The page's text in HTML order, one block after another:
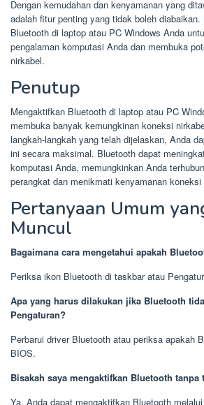
Dengan kemudahan dan kenyamanan yang
adalah fitur penting yang tidak boleh
Bluetooth di laptop atau PC Windows Anda
pengalaman komputasi Anda dan membuka
nirkabel.
Penutup
Mengaktifkan Bluetooth di laptop atau PC
membuka banyak kemungkinan koneksi
langkah-langkah yang telah dijelaskan, Anda
ini secara maksimal. Bluetooth dapat
komputasi Anda, memungkinkan Anda
perangkat dan menikmati kenyamanan koneksi
Pertanyaan Umum
Muncul
Bagaimana cara mengetahui apakah
Periksa ikon Bluetooth di taskbar atau
Apa yang harus dilakukan jika Bluetooth
Pengaturan?
Perbarui driver Bluetooth atau periksa apakah
BIOS.
Bisakah saya mengaktifkan Bluetooth
Ya, Anda dapat mengaktifkan Bluetooth